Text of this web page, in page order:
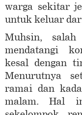
warga sekitar
untuk keluar
Muhsin,
mendatangi
kesal dengan
Menurutnya
ramai dan
malam. Hal